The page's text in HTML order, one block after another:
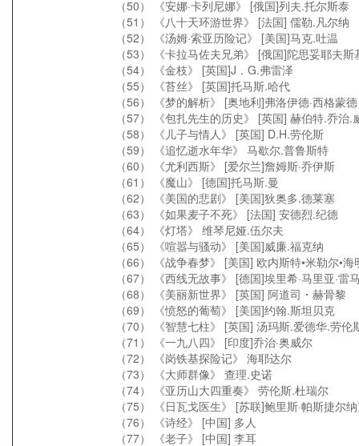
（50） 《安娜·卡列尼娜》 [俄国]列夫.托尔斯泰
（51） 《八十天环游世界》 [法国] 儒勒.凡尔纳
（52） 《汤姆·索亚历险记》 [美国]马克.吐温
（53） 《卡拉马佐夫兄弟》 [俄国]陀思妥耶夫斯
（54） 《金枝》 [英国]J．G.弗雷泽
（55） 《苔丝》 [英国]托马斯.哈代
（56） 《梦的解析》 [奥地利]弗洛伊德·西格蒙德
（57） 《包扎先生的历史》 [英国] 赫伯特.乔治.
（58） 《儿子与情人》 [英国] D.H.劳伦斯
（59） 《追忆逝水年华》 马歇尔.普鲁斯特
（60） 《尤利西斯》 [爱尔兰]詹姆斯·乔伊斯
（61） 《魔山》 [德国]托马斯.曼
（62） 《美国的悲剧》 [美国]狄奥多.德莱塞
（63） 《如果麦子不死》 [法国] 安德烈.纪德
（64） 《灯塔》 维琴尼娅.伍尔夫
（65） 《喧嚣与骚动》 [美国]威廉.福克纳
（66） 《战争春梦》 [美国] 欧内斯特•米勒尔•海
（67） 《西线无故事》 [德国]埃里希·马里亚·雷
（68） 《美丽新世界》 [英国] 阿道司・赫骨黎
（69） 《愤怒的葡萄》 [美国]约翰.斯坦贝克
（70） 《智慧七柱》 [英国] 汤玛斯.爱德华.劳伦
（71） 《一九八四》 [印度]乔治·奥威尔
（72） 《岗铁基探险记》 海耶达尔
（73） 《大师群像》 查理.史诺
（74） 《亚历山大四重奏》 劳伦斯.杜瑞尔
（75） 《日瓦戈医生》 [苏联]鲍里斯·帕斯捷尔
（76） 《诗经》 [中国] 多人
（77） 《老子》 [中国] 李耳